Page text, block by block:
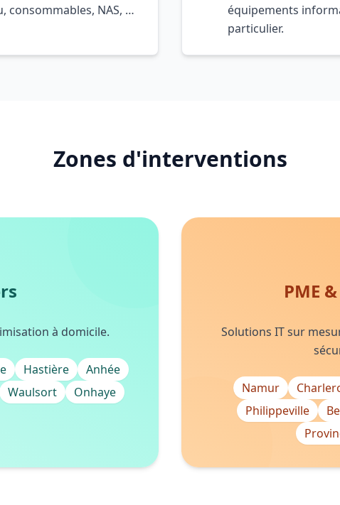
consommables, NAS, …
équipements
particulier.
Zones d'interventions
à domicile.
Hastière
Anhée
Waulsort Onhaye
PME
Solutions IT sur
Namur
Philippeville